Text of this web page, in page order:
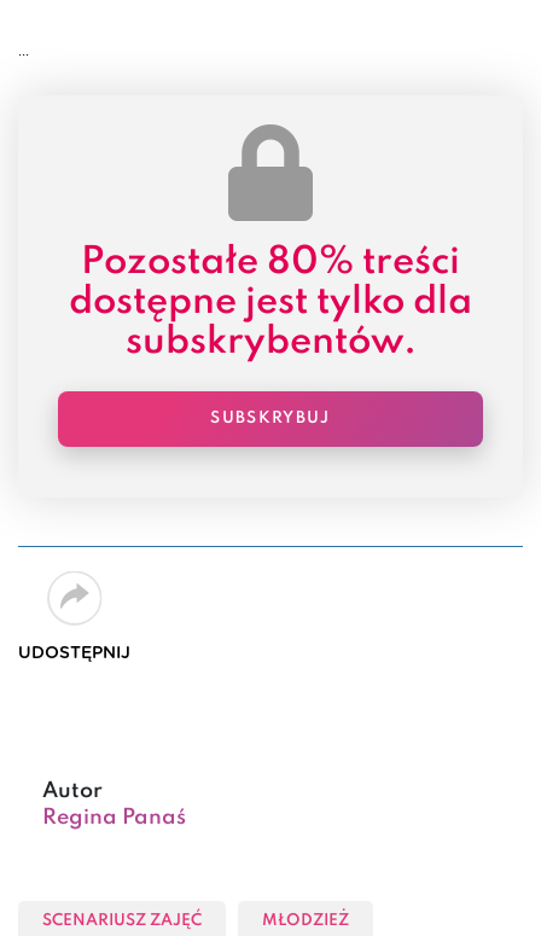
...
Pozostałe 80% treści
dostępne jest tylko dla
subskrybentów.
SUBSKRYBUJ
UDOSTĘPNIJ
Autor
Regina Panaś
SCENARIUSZ ZAJĘĆ MŁODZIEŻ